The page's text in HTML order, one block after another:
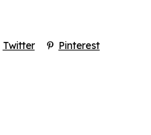
Twitter Pinterest